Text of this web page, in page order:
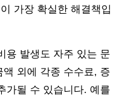
가장 확실한 해결책입
용 발생도 자주 있는 문
외에 각종 수수료, 증
가될 수 있습니다. 예를